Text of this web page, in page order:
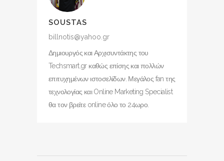
SOUSTAS
billnotis@yahoo.gr
Δημιουργός και Αρχισυντάκτης του
Techsmart.gr καθώς επίσης και πολλών
επιτυχημένων ιστοσελίδων. Μεγάλος fan της
τεχνολογίας και Online Marketing Specialist
θα τον βρείτε online όλο το 24ωρο.